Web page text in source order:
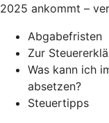
2025 ankommt –
Abgabefristen
Zur
Was kann ich
absetzen?
Steuertipps